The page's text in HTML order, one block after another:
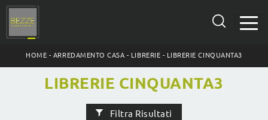
HOME - ARREDAMENTO CASA - LIBRERIE - LIBRERIE CINQUANTA3
LIBRERIE CINQUANTA3
Filtra Risultati